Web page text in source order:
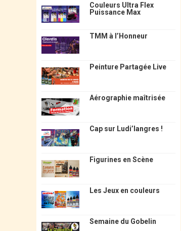
Couleurs Ultra Flex
Puissance Max
TMM à l’Honneur
Peinture Partagée Live
Aérographie maîtrisée
Cap sur Ludi’langres !
Figurines en Scène
Les Jeux en couleurs
Semaine du Gobelin